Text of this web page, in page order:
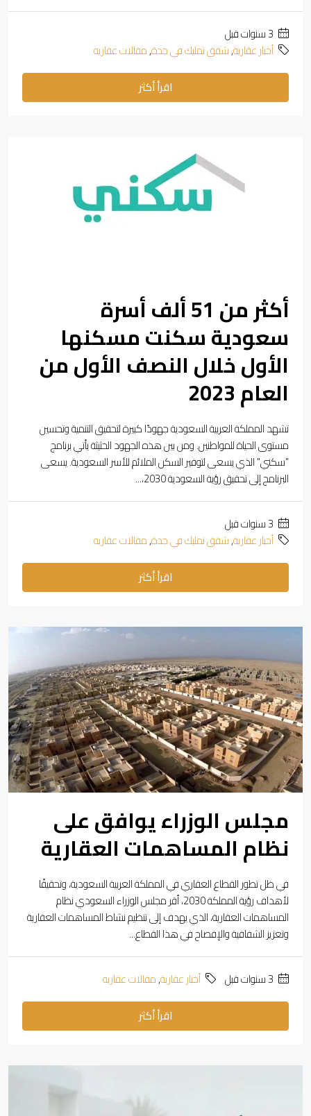
أخبار عقارية,شقق تمليك في جدة,مقالات عقاريه
اقرأ أكثر
أكثر من 51 ألف أسرة
سعودية سكنت مسكنها
الأول خلال النصف الأول من
العام 2023
تشهد المملكة العربية السعودية جهودًا كبيرة لتحقيق التنمية وتحسين
مستوى الحياة للمواطنين. ومن بين هذه الجهود الحثيثة يأتي برنامج
"سكني" الذي يسعى لتوفير السكن الملائم للأسر السعودية. يسعى
البرنامج إلى تحقيق رؤية السعودية 2030،...
أخبار عقارية,شقق تمليك في جدة,مقالات عقاريه
اقرأ أكثر
مجلس الوزراء يوافق على
نظام المساهمات العقارية
في ظل تطور القطاع العقاري في المملكة العربية السعودية، وتحقيقًا
لأهداف رؤية المملكة 2030، أقر مجلس الوزراء السعودي نظام
المساهمات العقارية، الذي يهدف إلى تنظيم نشاط المساهمات العقارية
وتعزيز الشفافية والإفصاح في هذا القطاع...
أخبار عقارية,مقالات عقاريه
اقرأ أكثر